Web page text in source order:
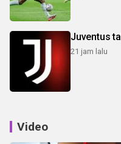
Juventus
21 jam lalu
Video